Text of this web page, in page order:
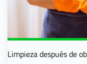
Limpieza después de